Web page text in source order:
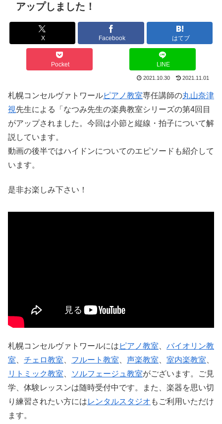
アップしました！
X Facebook はてブ
Pocket LINE
2021.10.30 2021.11.01
札幌コンセルヴァトワールピアノ教室専任講師の丸山奈津
視先生による「なつみ先生の楽典教室シリーズの第4回目
がアップされました。今回は小節と縦線・拍子について解
説しています。
動画の後半ではハイドンについてのエピソードも紹介して
います。
是非お楽しみ下さい！
札幌コンセルヴァトワールには ピアノ教室
バイオリン教
室
チェロ教室 フルート教室 声楽教室 室内楽教室
リトミック教室
ソルフェージュ教室がございます。ご見
学、体験レッスンは随時受付中です。また、楽器を思い切
り練習されたい方にはレンタルスタジオ もご利用いただけ
ます。